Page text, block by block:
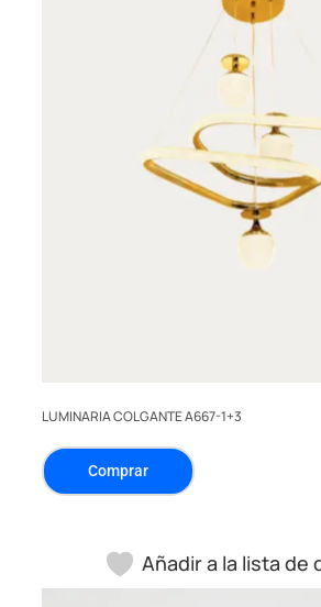
LUMINARIA COLGANTE A667-1+3
Comprar
Añadir a la lista de